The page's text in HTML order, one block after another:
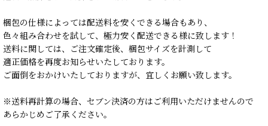
梱包の仕様によっては配送料を安くできる場合もあり、
色々組み合わせを試して、極力安く配送できる様に致します！
送料に関しては、ご注文確定後、梱包サイズを計測して
適正価格を再度お知らせいたしております。
ご面倒をおかけいたしておりますが、宜しくお願い致します。
※送料再計算の場合、セブン決済の方はご利用いただけませんので
あらかじめご了承ください。